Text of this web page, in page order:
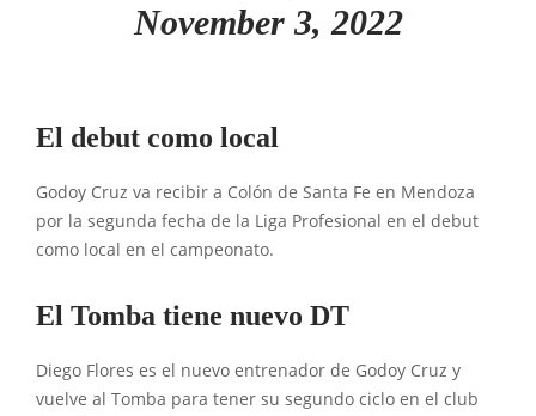
November 3, 2022
El debut como local
Godoy Cruz va recibir a Colón de Santa Fe en Mendoza
por la segunda fecha de la Liga Profesional en el debut
como local en el campeonato.
El Tomba tiene nuevo DT
Diego Flores es el nuevo entrenador de Godoy Cruz y
vuelve al Tomba para tener su segundo ciclo en el club